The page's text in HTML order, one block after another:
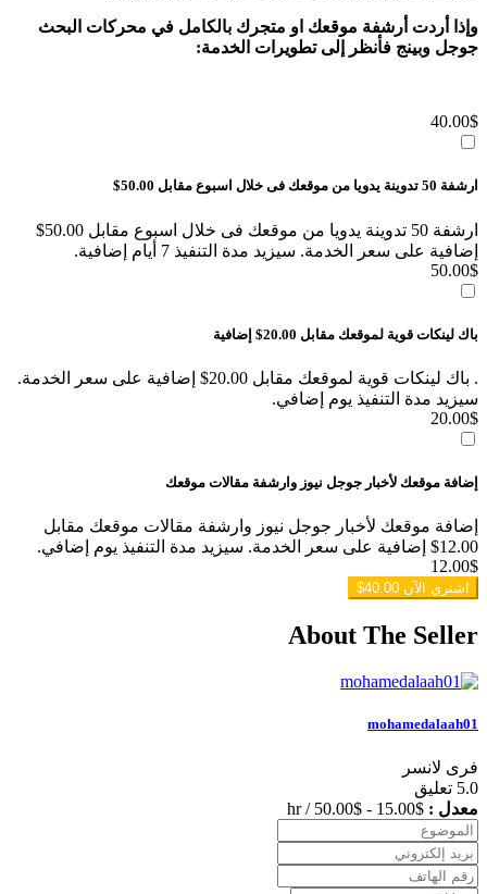
وإذا أردت أرشفة موقعك او متجرك بالكامل في محركات البحث
جوجل وبينج فأنظر إلى تطويرات الخدمة:
40.00$
ارشفة 50 تدوينة يدويا من موقعك فى خلال اسبوع مقابل 50.00$
ارشفة 50 تدوينة يدويا من موقعك فى خلال اسبوع مقابل 50.00$
إضافية على سعر الخدمة. سيزيد مدة التنفيذ 7 أيام إضافية.
50.00$
باك لينكات قوية لموقعك مقابل 20.00$ إضافية
. باك لينكات قوية لموقعك مقابل 20.00$ إضافية على سعر الخدمة.
سيزيد مدة التنفيذ يوم إضافي.
20.00$
إضافة موقعك لأخبار جوجل نيوز وارشفة مقالات موقعك
إضافة موقعك لأخبار جوجل نيوز وارشفة مقالات موقعك مقابل
12.00$ إضافية على سعر الخدمة. سيزيد مدة التنفيذ يوم إضافي.
12.00$
اشتري الآن 40.00$
About The Seller
mohamedalaah01
فرى لانسر
5.0 تعليق
معدل :
15.00$
-
50.00$
/ hr